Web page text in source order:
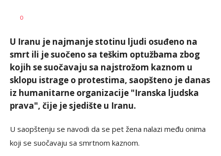
AUTOR
0
U Iranu je najmanje stotinu ljudi osuđeno na
smrt ili je suočeno sa teškim optužbama zbog
kojih se suočavaju sa najstrožom kaznom u
sklopu istrage o protestima, saopšteno je danas
iz humanitarne organizacije "Iranska ljudska
prava", čije je sjedište u Iranu.
U saopštenju se navodi da se pet žena nalazi među onima
koji se suočavaju sa smrtnom kaznom.